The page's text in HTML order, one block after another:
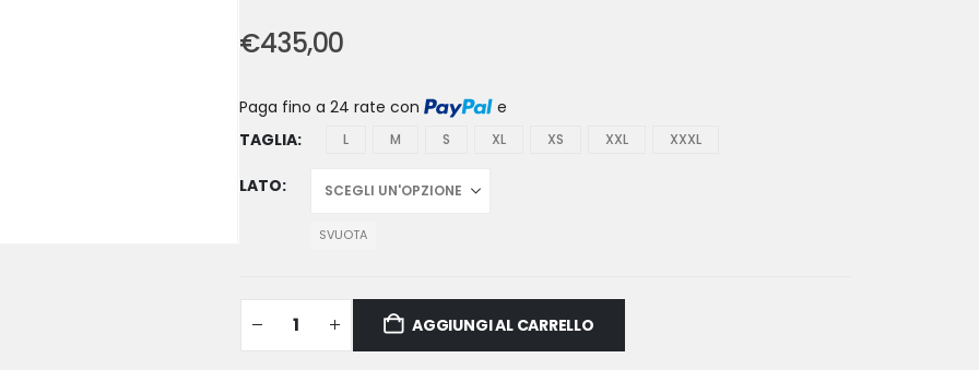
€435,00
Paga fino a 24 rate con
e
TAGLIA
L M S XL XS XXL XXXL
LATO
SVUOTA
AGGIUNGI AL CARRELLO